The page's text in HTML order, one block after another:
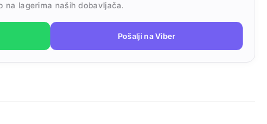
na lagerima naših dobavljača.
Pošalji na Viber